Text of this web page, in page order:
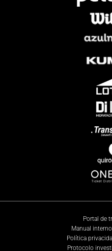
Portal de
Manual
Política
Protocolo